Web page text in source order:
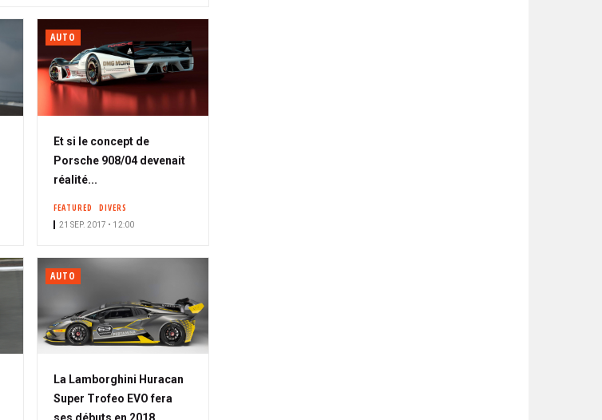
AUTO
Et si le concept de
Porsche 908/04 devenait
réalité...
FEATURED DIVERS
21 SEP. 2017 • 12:00
AUTO
La Lamborghini Huracan
Super Trofeo EVO fera